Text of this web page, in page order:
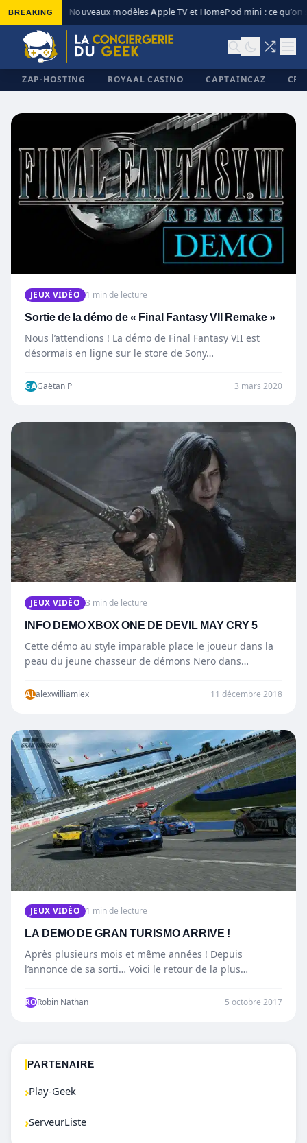
BREAKING Nouveaux modèles Apple TV et HomePod mini : ce qu’on
ZAP-HOSTING ROYAAL CASINO CAPTAINCAZ
✕
JEUX VIDÉO 1 min de lecture
Sortie de la démo de « Final Fantasy VII Remake »
Nous l’attendions ! La démo de Final Fantasy VII est
désormais en ligne sur le store de Sony…
GAGaëtan P 3 mars 2020
JEUX VIDÉO 3 min de lecture
INFO DEMO XBOX ONE DE DEVIL MAY CRY 5
Cette démo au style imparable place le joueur dans la
peau du jeune chasseur de démons Nero dans…
ALalexwilliamlex 11 décembre 2018
JEUX VIDÉO 1 min de lecture
LA DEMO DE GRAN TURISMO ARRIVE !
Après plusieurs mois et même années ! Depuis
l’annonce de sa sorti… Voici le retour de la plus
RORobin Nathan 5 octobre 2017
PARTENAIRE
›Play-Geek
›ServeurListe